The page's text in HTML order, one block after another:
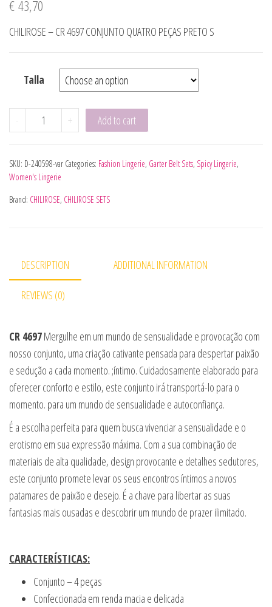
€43,70
CHILIROSE – CR 4697 CONJUNTO QUATRO PEÇAS PRETO S
Talla
- CHILIROSE - CR 4697 CONJUNTO QUATRO PEÇAS PRETO
+ Add to cart
SKU: D-240598-var Categories: Fashion Lingerie, Garter Belt Sets, Spicy Lingerie,
Women's Lingerie
Brand: CHILIROSE, CHILIROSE SETS
DESCRIPTION ADDITIONAL INFORMATION
REVIEWS (0)
CR 4697Mergulhe em um mundo de sensualidade e provocação com
nosso conjunto, uma criação cativante pensada para despertar paixão
e sedução a cada momento. ;íntimo. Cuidadosamente elaborado para
oferecer conforto e estilo, este conjunto irá transportá-lo para o
momento. para um mundo de sensualidade e autoconfiança.
É a escolha perfeita para quem busca vivenciar a sensualidade e o
erotismo em sua expressão máxima. Com a sua combinação de
materiais de alta qualidade, design provocante e detalhes sedutores,
este conjunto promete levar os seus encontros íntimos a novos
patamares de paixão e desejo. É a chave para libertar as suas
fantasias mais ousadas e descobrir um mundo de prazer ilimitado.
CARACTERÍSTICAS:
Conjunto – 4 peças
Confeccionada em renda macia e delicada